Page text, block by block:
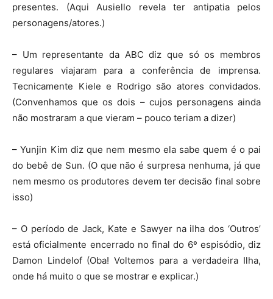
presentes. (Aqui Ausiello revela ter antipatia pelos
personagens/atores.)
– Um representante da ABC diz que só os membros
regulares viajaram para a conferência de imprensa.
Tecnicamente Kiele e Rodrigo são atores convidados.
(Convenhamos que os dois – cujos personagens ainda
não mostraram a que vieram – pouco teriam a dizer)
– Yunjin Kim diz que nem mesmo ela sabe quem é o pai
do bebê de Sun. (O que não é surpresa nenhuma, já que
nem mesmo os produtores devem ter decisão final sobre
isso)
– O período de Jack, Kate e Sawyer na ilha dos ‘Outros’
está oficialmente encerrado no final do 6º espisódio, diz
Damon Lindelof (Oba! Voltemos para a verdadeira Ilha,
onde há muito o que se mostrar e explicar.)